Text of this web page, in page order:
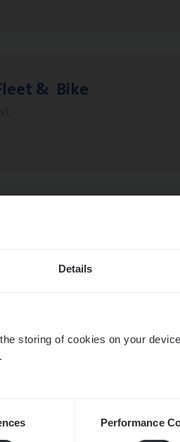
Details
storing of cookies on your
Performance
& Bike